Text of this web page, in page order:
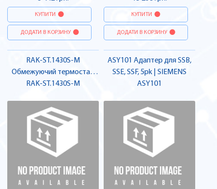
КУПИТИ
ДОДАТИ В КОРЗИНУ
КУПИТИ
ДОДАТИ В КОРЗИНУ
RAK-ST.1430S-M
Обмежуючий термостат,
80...100 °C, гільза 100 мм,
RAK-ST.1430S-M
ASY101 Адаптер для SSB,
SSE, SSF, 5pk | SIEMENS
ASY101